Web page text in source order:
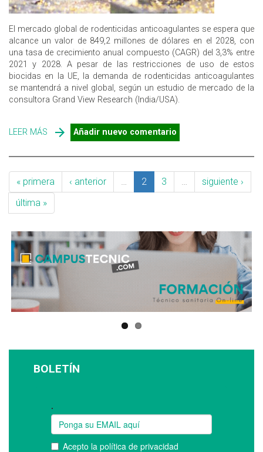
El mercado global de rodenticidas anticoagulantes se espera que
alcance un valor de 849,2 millones de dólares en el 2028, con
una tasa de crecimiento anual compuesto (CAGR) del 3,3% entre
2021 y 2028. A pesar de las restricciones de uso de estos
biocidas en la UE, la demanda de rodenticidas anticoagulantes
se mantendrá a nivel global, según un estudio de mercado de la
consultora Grand View Research (India/USA).
LEER MÁS SOBRE RODENTICIDAS ANTICOAGULANTES, SE ESPERA
UN AUMENTO DE SU MERCADO GLOBAL ENTRE 2021-
2028
Añadir nuevo comentario
« primera ‹ anterior … 2 3 …
siguiente ›
última »
BOLETÍN